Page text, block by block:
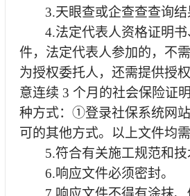
3.天眼查或企查查查询
4.法定代表人资格证明
件，法定代表人参加的，不
为授权委托人，还需提供授
意连续 3 个月的社会保险证
种方式：①登录社保系统网
可的其他方式。以上文件均需
5.符合有关施工规范和技
6.响应文件必须密封。